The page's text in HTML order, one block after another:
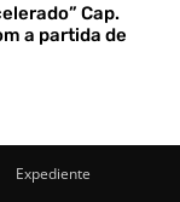
Cap.
a partida de
Expediente